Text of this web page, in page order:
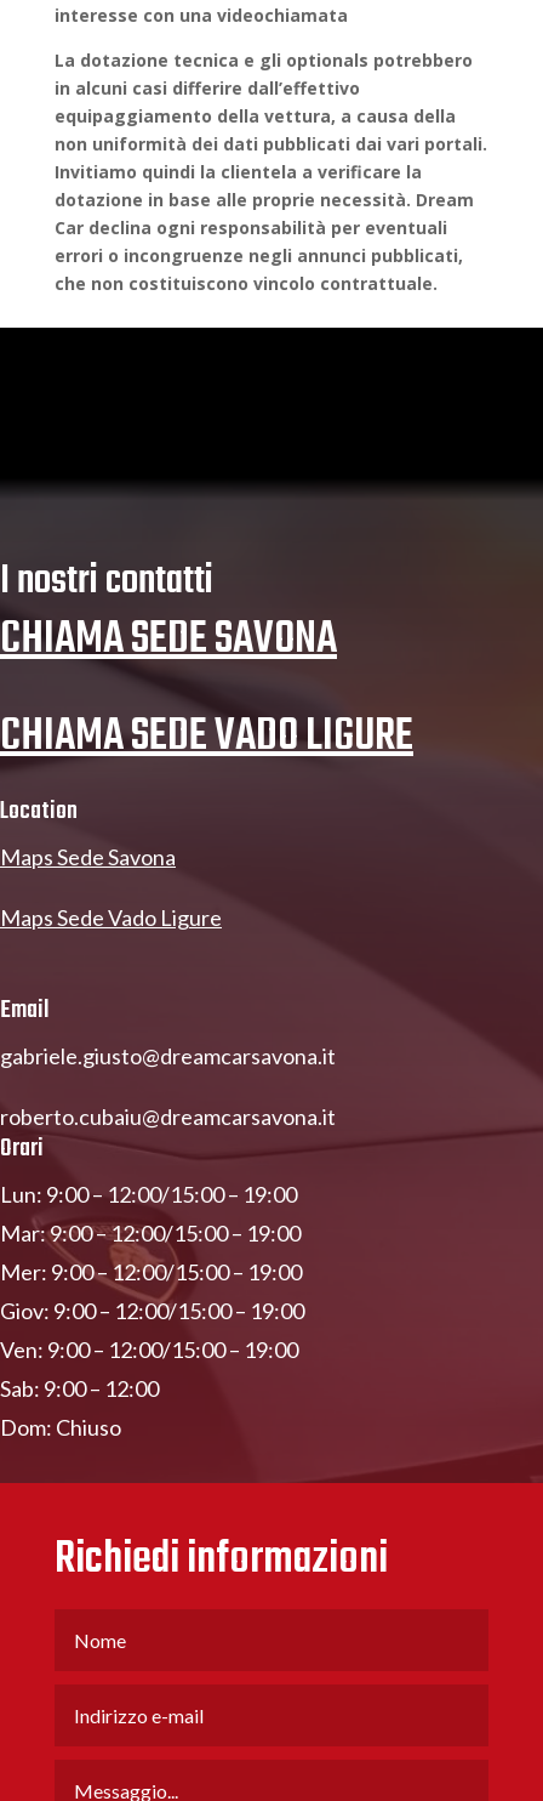
interesse con una videochiamata
La dotazione tecnica e gli optionals potrebbero
in alcuni casi differire dall’effettivo
equipaggiamento della vettura, a causa della
non uniformità dei dati pubblicati dai vari portali.
Invitiamo quindi la clientela a verificare la
dotazione in base alle proprie necessità. Dream
Car declina ogni responsabilità per eventuali
errori o incongruenze negli annunci pubblicati,
che non costituiscono vincolo contrattuale.
I nostri contatti
CHIAMA SEDE SAVONA
CHIAMA SEDE VADO LIGURE
Location
Maps Sede Savona
Maps Sede Vado Ligure
Email
gabriele.giusto@dreamcarsavona.it
roberto.cubaiu@dreamcarsavona.it
Orari
Lun: 9:00 – 12:00/15:00 – 19:00
Mar: 9:00 – 12:00/15:00 – 19:00
Mer: 9:00 – 12:00/15:00 – 19:00
Giov: 9:00 – 12:00/15:00 – 19:00
Ven: 9:00 – 12:00/15:00 – 19:00
Sab: 9:00 – 12:00
Dom: Chiuso
Richiedi informazioni